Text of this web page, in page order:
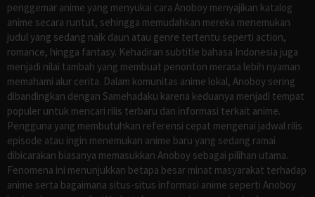
penggemar anime yang menyukai cara Anoboy menyajikan katalog
anime secara runtut, sehingga memudahkan mereka menemukan
judul yang sedang naik daun atau genre tertentu seperti action,
romance, hingga fantasy. Kehadiran subtitle bahasa Indonesia juga
menjadi nilai tambah yang membuat penonton merasa lebih nyaman
memahami alur cerita. Dalam komunitas anime lokal, Anoboy sering
dibandingkan dengan Samehadaku karena keduanya menjadi tempat
populer untuk mencari rilis terbaru dan informasi terkait anime.
Pengguna yang membutuhkan referensi cepat mengenai jadwal rilis
episode atau ingin menemukan anime baru yang sedang ramai
dibicarakan biasanya memasukkan Anoboy sebagai pilihan utama.
Fenomena ini menunjukkan betapa besar minat masyarakat terhadap
anime serta bagaimana situs-situs informasi anime seperti Anoboy